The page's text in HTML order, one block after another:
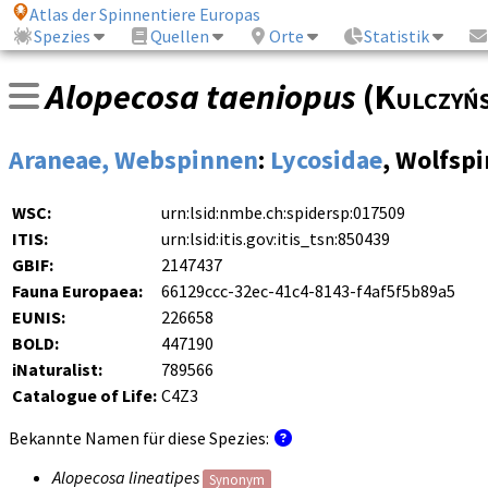
Atlas der Spinnentiere Europas
Spezies
Quellen Orte Statistik
Alopecosa taeniopus (
Araneae, Webspinnen: Lycosidae,
WSC:
urn:lsid:nmbe.ch:spidersp:017509
ITIS:
urn:lsid:itis.gov:itis_tsn:850439
GBIF:
2147437
Fauna Europaea:
66129ccc-32ec-41c4-8143-f4af5f5b89a5
EUNIS:
226658
BOLD:
447190
iNaturalist:
789566
Catalogue of Life: C4Z3
Bekannte Namen für diese Spezies:
Alopecosa lineatipes Synonym